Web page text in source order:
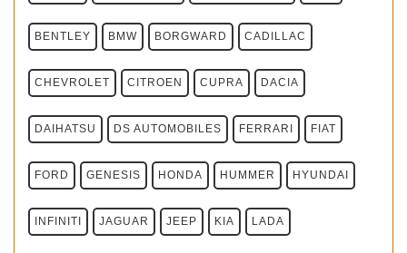
BENTLEY BMW BORGWARD CADILLAC
CHEVROLET CITROEN CUPRA DACIA
DAIHATSU DS AUTOMOBILES FERRARI FIAT
FORD GENESIS HONDA HUMMER HYUNDAI
INFINITI JAGUAR JEEP KIA LADA